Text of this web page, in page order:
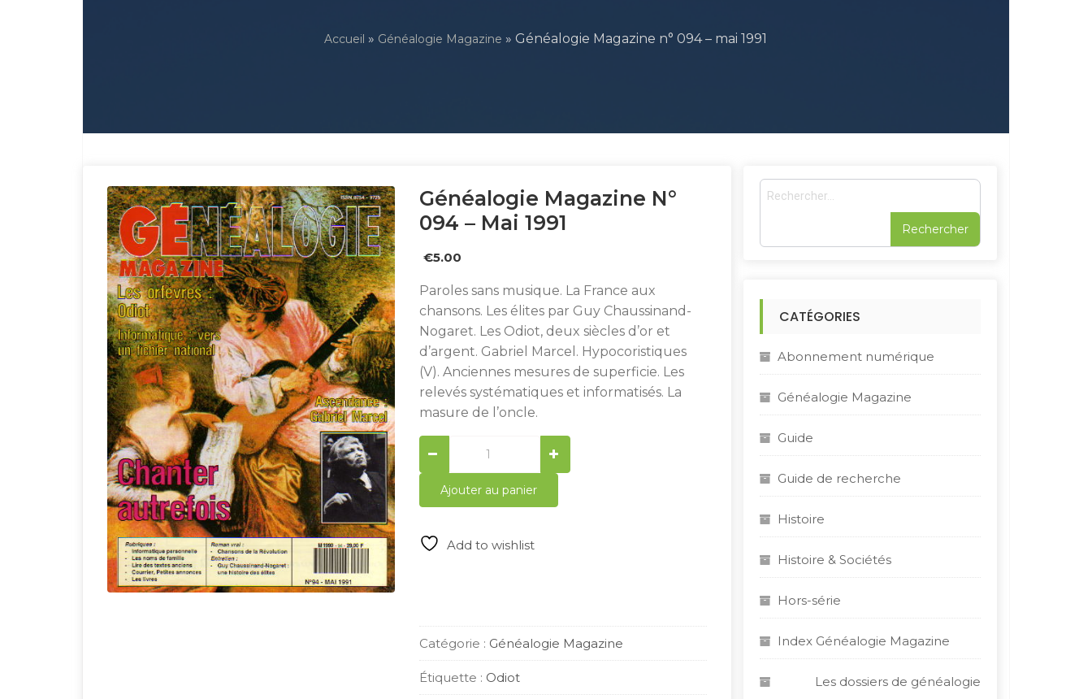
Accueil » Généalogie Magazine » Généalogie Magazine n° 094 – mai 1991
Généalogie Magazine N°
094 – Mai 1991
€5.00
Paroles sans musique. La France aux
chansons. Les élites par Guy Chaussinand-
Nogaret. Les Odiot, deux siècles d’or et
d’argent. Gabriel Marcel. Hypocoristiques
(V). Anciennes mesures de superficie. Les
relevés systématiques et informatisés. La
masure de l’oncle.
Généalogie
Magazine
n°
094
-
1991
Ajouter au panier
Add to wishlist
Catégorie : Généalogie Magazine
Étiquette : Odiot
R
e
:
CATÉGORIES
Abonnement numérique
Généalogie Magazine
Guide
Guide de recherche
Histoire
Histoire & Sociétés
Hors-série
Index Généalogie Magazine
Les dossiers de généalogie